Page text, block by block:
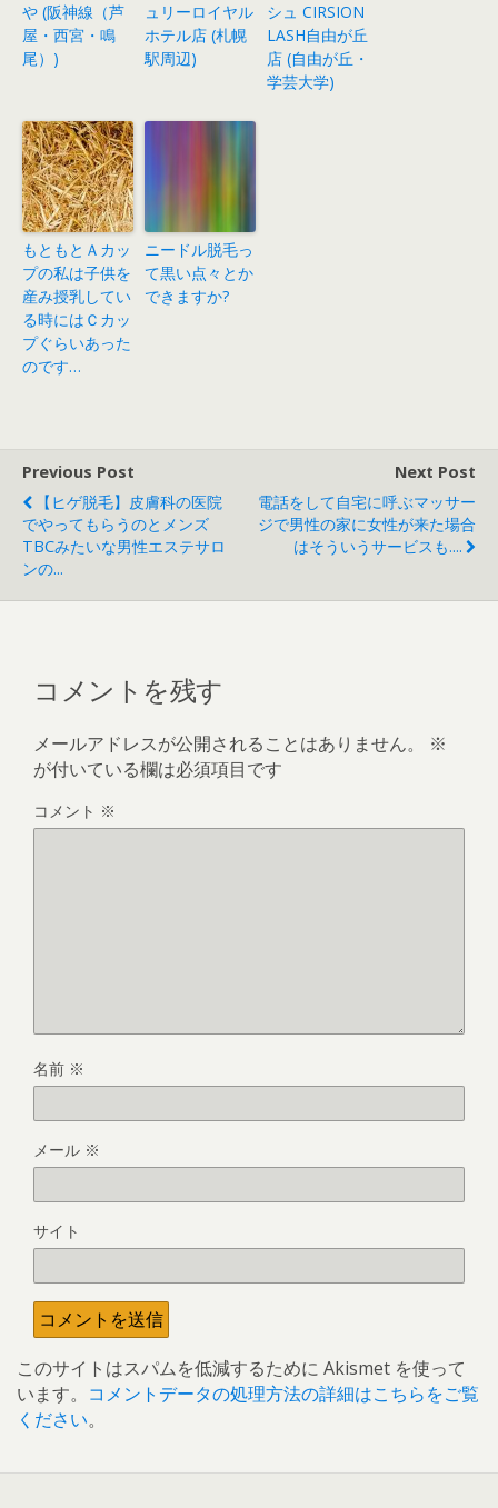
や (阪神線（芦
屋・西宮・鳴
尾）)
ュリーロイヤル
ホテル店 (札幌
駅周辺)
シュ CIRSION
LASH自由が丘
店 (自由が丘・
学芸大学)
もともとＡカッ
プの私は子供を
産み授乳してい
る時にはＣカッ
プぐらいあった
のです…
ニードル脱毛っ
て黒い点々とか
できますか?
Previous Post
【ヒゲ脱毛】皮膚科の医院
でやってもらうのとメンズ
TBCみたいな男性エステサロ
ンの...
Next Post
電話をして自宅に呼ぶマッサー
ジで男性の家に女性が来た場合
はそういうサービスも....
コメントを残す
メールアドレスが公開されることはありません。
※
が付いている欄は必須項目です
コメント ※
名前 ※
メール ※
サイト
このサイトはスパムを低減するために Akismet を使って
います。 コメントデータの処理方法の詳細はこちらをご覧
ください。